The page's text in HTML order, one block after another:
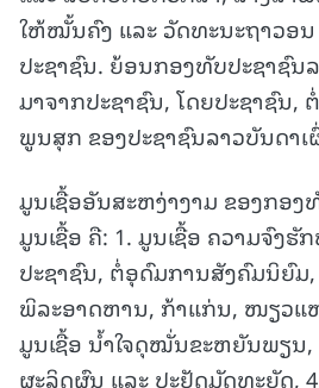
ໃຫ້ໝັ້ນຄົງ ແລະ ວັດທະນະຖາວອ
ປະຊາຊົນ. ຍ້ອນກອງທັບປະຊາຊົນ
ມາຈາກປະຊາຊົນ, ໂດຍປະຊາຊົນ,
ພູນສຸກ ຂອງປະຊາຊົນລາວບັນດາເ
ມູນເຊື້ອອັນສະຫງ່າງາມ ຂອງກອງ
ມູນເຊື້ອ ຄື: 1. ມູນເຊື້ອ ຄວາມຈົງ
ປະຊາຊົນ, ຕໍ່ອຸດົມການສັງຄົມນິຍົມ,
ພິລະອາດຫານ, ກ້າແກ່ນ, ໜຽວແ
ມູນເຊື້ອ ນໍ້າໃຈດຸໝັ່ນຂະຫຍັນພຽນ
ຜະລິດຜົນ ແລະ ປະຢັດມັດທະຍັດ,